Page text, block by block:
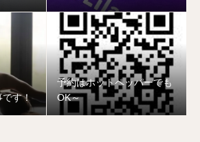
す！
予約はホットペッパーでも
OK～